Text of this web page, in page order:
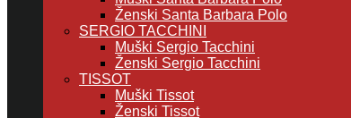
Ženski Santa Barbara Polo
SERGIO TACCHINI
Muški Sergio Tacchini
Ženski Sergio Tacchini
TISSOT
Muški Tissot
Ženski Tissot